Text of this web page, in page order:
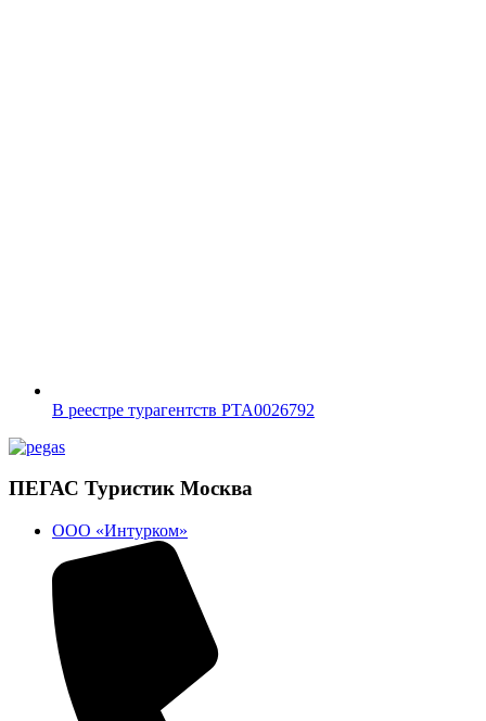
В реестре турагентств PTA0026792
ПЕГАС Туристик Москва
ООО «Интурком»